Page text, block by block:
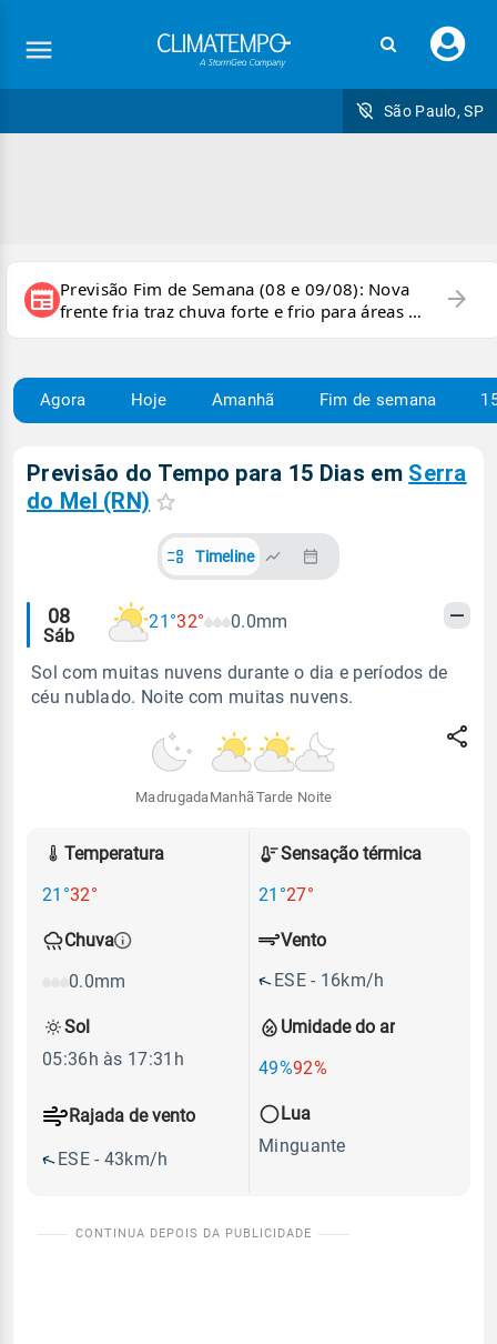
seu
São Paulo, SP
newspaper Previsão Fim de Semana (08 e 09/08): Nova
frente fria traz chuva forte e frio para áreas do
país
arrow_forward
Agora Hoje Amanhã Fim de semana
Previsão do Tempo para 15 Dias em Serra
do Mel (RN)
Timeline
Alertas
meteorológicos
08
Sáb
21°32° 0.0mm
Sol com muitas nuvens durante o dia e períodos de
céu nublado. Noite com muitas nuvens.
Madrugada Manhã Tarde Noite
Temperatura
21°32°
Sensação térmica
21°27°
Chuva
0.0mm
Umidade do ar
49%92%
Vento
ESE - 16km/h
Rajada de vento
ESE - 43km/h
Sol
05:36h às 17:31h
Lua
Minguante